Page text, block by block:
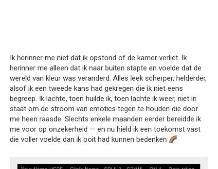
Ik herinner me niet dat ik opstond of de kamer verliet. Ik
herinner me alleen dat ik naar buiten stapte en voelde dat de
wereld van kleur was veranderd. Alles leek scherper, helderder,
alsof ik een tweede kans had gekregen die ik niet eens
begreep. Ik lachte, toen huilde ik, toen lachte ik weer, niet in
staat om de stroom van emoties tegen te houden die door
me heen raasde. Slechts enkele maanden eerder bereidde ik
me voor op onzekerheid — en nu hield ik een toekomst vast
die voller voelde dan ik ooit had kunnen bedenken